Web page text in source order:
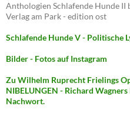
Anthologien Schlafende Hunde II
Verlag am Park - edition ost
Schlafende Hunde V - Politische
Bilder - Fotos auf Instagram
Zu Wilhelm Ruprecht Frielings
NIBELUNGEN - Richard
Nachwort.